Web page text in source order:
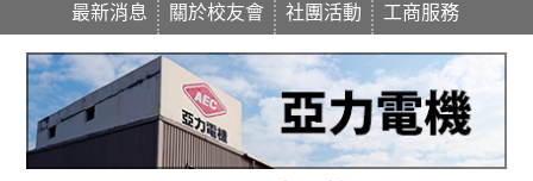
最新消息 關於校友會 社團活動 工商服務